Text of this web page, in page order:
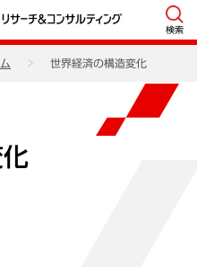
検索
世界経済の構造変化